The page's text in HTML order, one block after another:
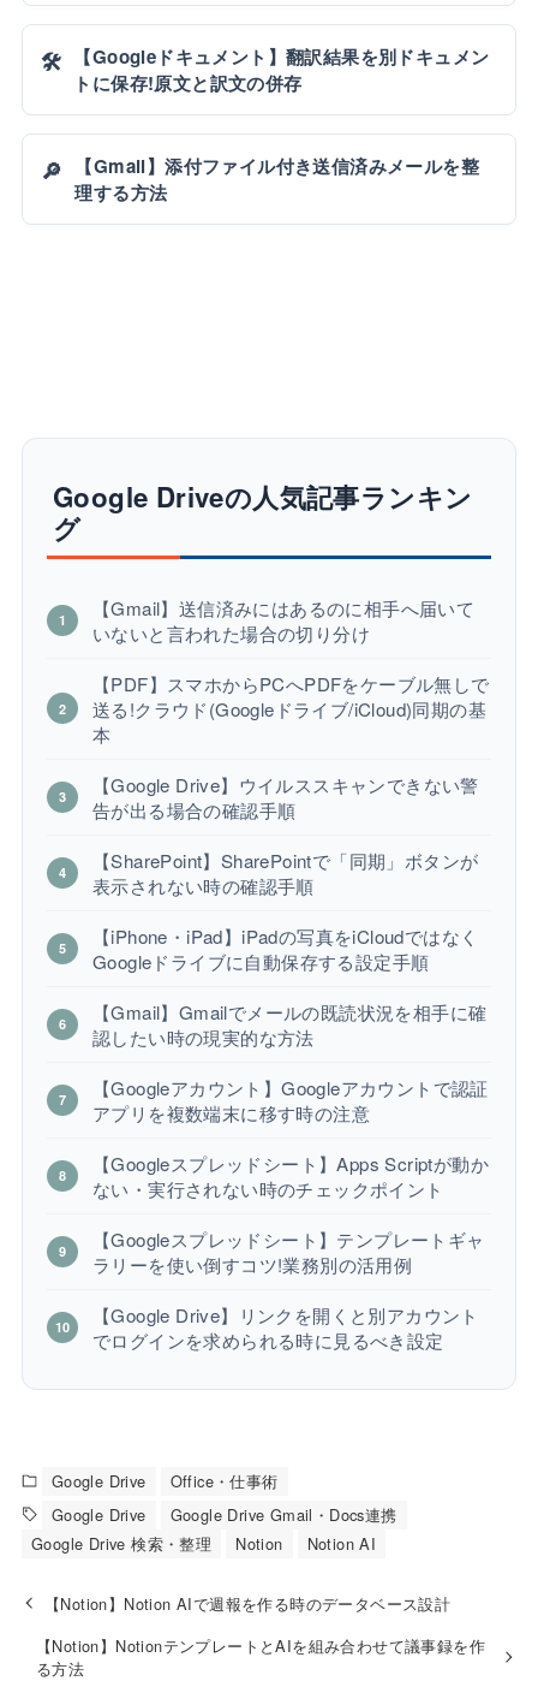
🛠️
【Googleドキュメント】翻訳結果を別ドキュメン
トに保存!原文と訳文の併存
🔎
【Gmail】添付ファイル付き送信済みメールを整
理する方法
Google Driveの人気記事ランキン
グ
【Gmail】送信済みにはあるのに相手へ届いて
いないと言われた場合の切り分け
【PDF】スマホからPCへPDFをケーブル無しで
送る!クラウド(Googleドライブ/iCloud)同期の基
本
【Google Drive】ウイルススキャンできない警
告が出る場合の確認手順
【SharePoint】SharePointで「同期」ボタンが
表示されない時の確認手順
【iPhone・iPad】iPadの写真をiCloudではなく
Googleドライブに自動保存する設定手順
【Gmail】Gmailでメールの既読状況を相手に確
認したい時の現実的な方法
【Googleアカウント】Googleアカウントで認証
アプリを複数端末に移す時の注意
【Googleスプレッドシート】Apps Scriptが動か
ない・実行されない時のチェックポイント
【Googleスプレッドシート】テンプレートギャ
ラリーを使い倒すコツ!業務別の活用例
【Google Drive】リンクを開くと別アカウント
でログインを求められる時に見るべき設定
Google Drive
Office・仕事術
Google Drive
Google Drive Gmail・Docs連携
Google Drive 検索・整理
Notion Notion AI
【Notion】Notion AIで週報を作る時のデータベース設計
【Notion】NotionテンプレートとAIを組み合わせて議事録を作
る方法